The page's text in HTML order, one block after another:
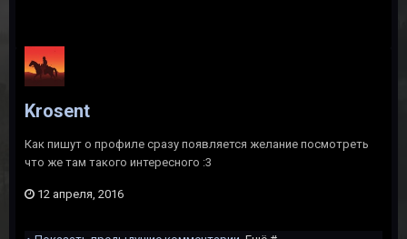
Krosent
Как пишут о профиле сразу появляется желание посмотреть
что же там такого интересного :3
12 апреля, 2016